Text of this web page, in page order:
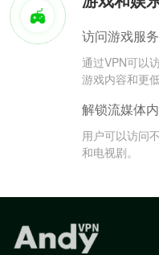
访问游戏服
通过VPN可以
游戏内容和更
解锁流媒体
用户可以访问
和电视剧。